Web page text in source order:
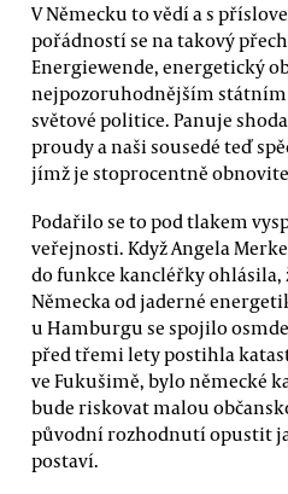
V Německu to vědí a s
pořádností se na takový
Energiewende, energetický
nejpozoruhodnějším státním
světové politice. Panuje
proudy a naši sousedé teď
jímž je stoprocentně
Podařilo se to pod tlakem
veřejnosti. Když Angela
do funkce kancléřky
Německa od jaderné
u Hamburgu se spojilo
před třemi lety postihla
ve Fukušimě, bylo německé
bude riskovat malou
původní rozhodnutí opustit
postaví.